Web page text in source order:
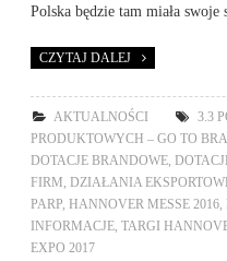
Polska będzie tam miała
CZYTAJ DALEJ
AKTUALNOŚCI 3.3
PRODUKTOWYCH – GO TO
DOTACJE BRANDOWE
FIRM DZIAŁANIA
PARP HANNOVER MESSE 2016
INFORMACJE TARGI
EXPO 2017